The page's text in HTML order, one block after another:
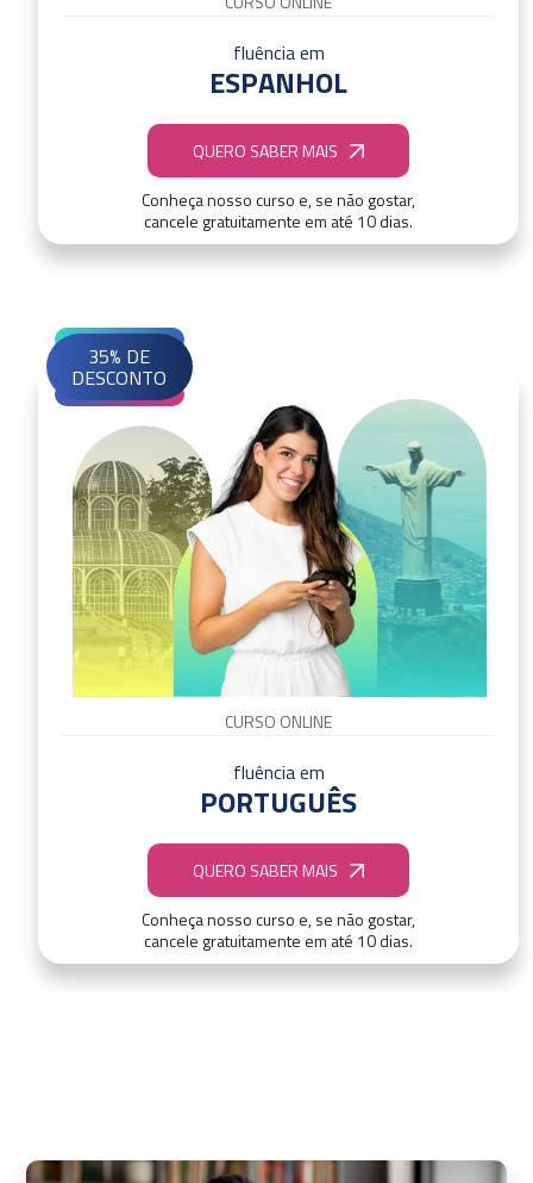
fluência em
ESPANHOL
QUERO SABER MAIS
Conheça nosso curso e, se não gostar,
cancele gratuitamente em até 10 dias.
CURSO ONLINE
fluência em
PORTUGUÊS
QUERO SABER MAIS
Conheça nosso curso e, se não gostar,
cancele gratuitamente em até 10 dias.
35% DE
DESCONTO